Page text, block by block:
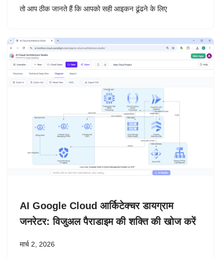
तो आप ठीक जानते हैं कि आपको सही आइकन ढूंढने के लिए
AI Google Cloud आर्किटेक्चर डायग्राम
जनरेटर: विजुअल पैराडाइम की शक्ति की खोज करें
मार्च 2, 2026